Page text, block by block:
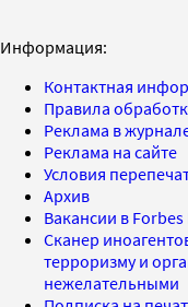
Информация:
Контактная
Правила
Реклама в
Реклама на сайте
Условия
Архив
Вакансии в Forbes
Сканер
терроризму и
нежелательными